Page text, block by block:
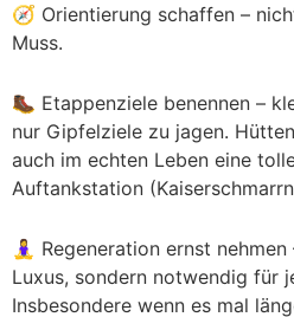
🧭 Orientierung schaffen –
Muss.
🥾 Etappenziele benennen –
nur Gipfelziele zu jagen.
auch im echten Leben eine
Auftankstation
🧘‍♀️ Regeneration ernst
Luxus, sondern notwendig für
Insbesondere wenn es mal